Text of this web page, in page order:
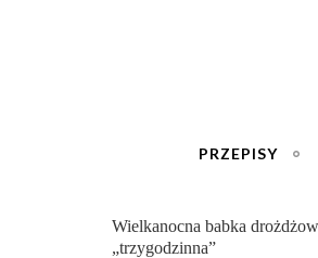
PRZEPISY
Babka Wielkanocna
„dwunastogodzinna”